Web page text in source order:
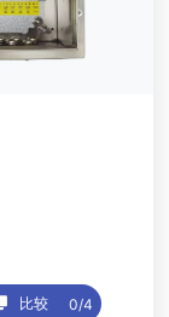
比较 0/4